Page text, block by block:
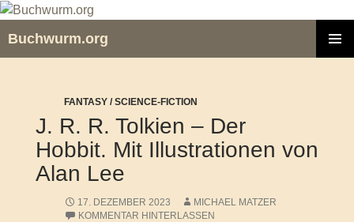
Zum
springen
Buchwurm.org
FANTASY / SCIENCE-FICTION
J. R. R. Tolkien – Der
Hobbit. Mit Illustrationen von
Alan Lee
17. DEZEMBER 2023
MICHAEL MATZER
KOMMENTAR HINTERLASSEN